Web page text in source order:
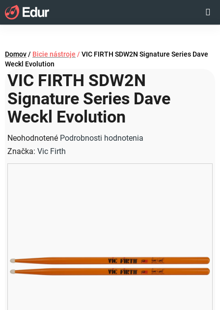
Prejsť
na
obsah
KOŠÍK
Domov/ Bicie nástroje / VIC FIRTH SDW2N Signature Series Dave
Weckl Evolution
VIC FIRTH SDW2N
Signature Series Dave
Weckl Evolution
Priemerné
hodnotenie
produktu
Neohodnotené Podrobnosti hodnotenia
Značka: Vic Firth